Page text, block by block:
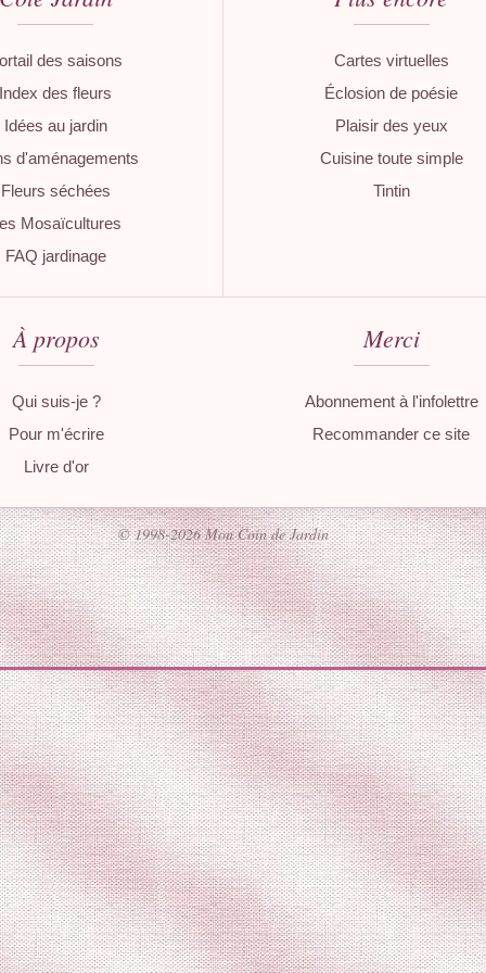
des saisons
Index des fleurs
Idées au jardin
d'aménagements
Fleurs séchées
Mosaïcultures
FAQ jardinage
Cartes virtuelles
Éclosion de poésie
Plaisir des yeux
Cuisine toute simple
Tintin
À propos
Qui suis-je ?
Pour m'écrire
Livre d'or
Merci
Abonnement à l'infolettre
Recommander ce site
© 1998-2026 Mon Coin de Jardin